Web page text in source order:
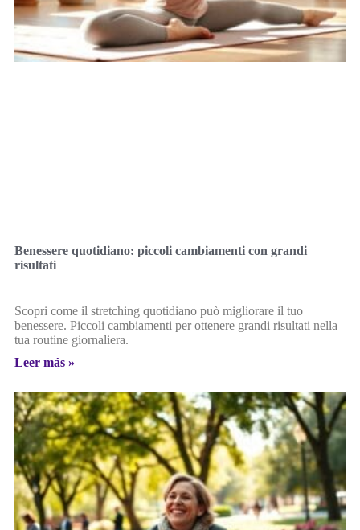
Benessere quotidiano: piccoli cambiamenti con grandi
risultati
Scopri come il stretching quotidiano può migliorare il tuo
benessere. Piccoli cambiamenti per ottenere grandi risultati nella
tua routine giornaliera.
Leer más »